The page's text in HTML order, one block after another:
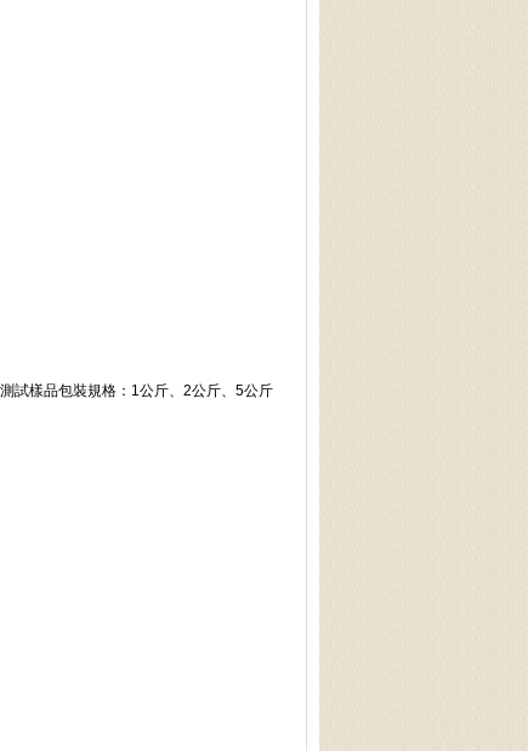
試樣品包裝規格：1公斤、2公斤、5公斤